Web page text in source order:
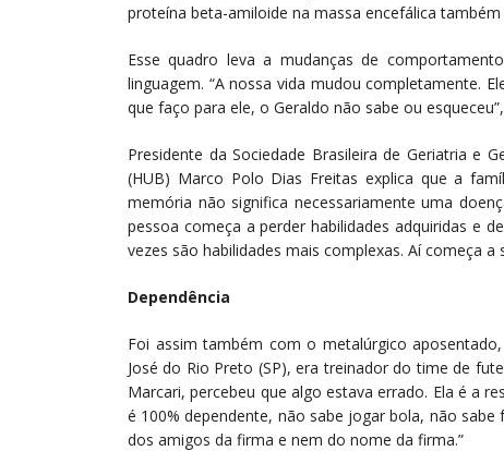
proteína beta-amiloide na massa encefálica
Esse quadro leva a mudanças de
linguagem. “A nossa vida mudou completamente.
que faço para ele, o Geraldo não sabe ou
Presidente da Sociedade Brasileira de Geriatria e
(HUB) Marco Polo Dias Freitas explica que a
memória não significa necessariamente uma
pessoa começa a perder habilidades adquiridas e
vezes são habilidades mais complexas. Aí começa a
Dependência
Foi assim também com o metalúrgico
José do Rio Preto (SP), era treinador do time de
Marcari, percebeu que algo estava errado. Ela é a
é 100% dependente, não sabe jogar bola, não
dos amigos da firma e nem do nome da firma.”